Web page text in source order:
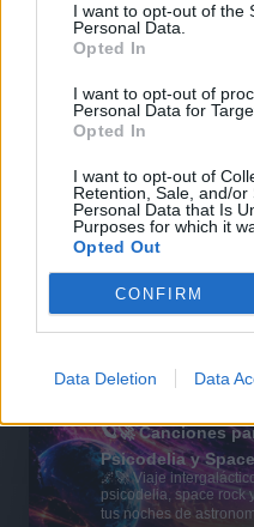
I want to opt-out of the
Personal Data.
Opted In
I want to opt-out of
Personal Data for
Opted In
I want to opt-out of
Retention, Sale, and/or
Personal Data that Is
Purposes for which it
Opted Out
CONFIRM
Data Deletion Data
🪐🚀 Canciones
Psicodelia y
🌌🚀 Viaje
psicodelia, space rock
tus noches de